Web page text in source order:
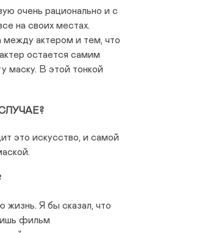
очень рационально и с
на своих местах.
между актером и тем, что
остается самим
маску. В этой тонкой
это искусство, и самой
Я бы сказал, что
фильм